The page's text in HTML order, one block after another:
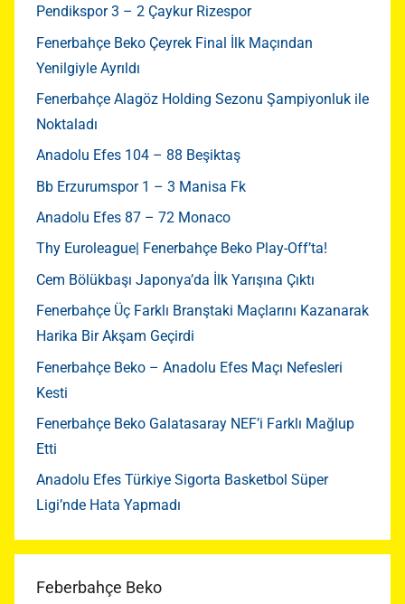
Pendikspor 3 – 2 Çaykur Rizespor
Fenerbahçe Beko Çeyrek Final İlk Maçından
Yenilgiyle Ayrıldı
Fenerbahçe Alagöz Holding Sezonu Şampiyonluk ile
Noktaladı
Anadolu Efes 104 – 88 Beşiktaş
Bb Erzurumspor 1 – 3 Manisa Fk
Anadolu Efes 87 – 72 Monaco
Thy Euroleague| Fenerbahçe Beko Play-Off’ta!
Cem Bölükbaşı Japonya’da İlk Yarışına Çıktı
Fenerbahçe Üç Farklı Branştaki Maçlarını Kazanarak
Harika Bir Akşam Geçirdi
Fenerbahçe Beko – Anadolu Efes Maçı Nefesleri
Kesti
Fenerbahçe Beko Galatasaray NEF’i Farklı Mağlup
Etti
Anadolu Efes Türkiye Sigorta Basketbol Süper
Ligi’nde Hata Yapmadı
Feberbahçe Beko